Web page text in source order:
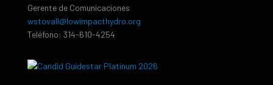
Gerente de Comunicaciones
wstovall@lowimpacthydro.org
Teléfono: 314-610-4254